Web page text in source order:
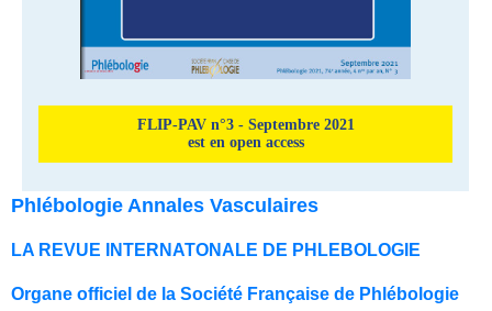
FLIP-PAV n°3 - Septembre 2021
est en open access
Phlébologie Annales Vasculaires
LA REVUE INTERNATONALE DE PHLEBOLOGIE
Organe officiel de la Société Française de Phlébologie